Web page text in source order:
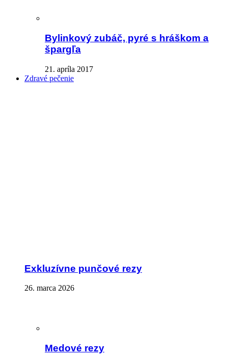
Bylinkový zubáč, pyré s hráškom a
špargľa
21. apríla 2017
Zdravé pečenie
Exkluzívne punčové rezy
26. marca 2026
Medové rezy